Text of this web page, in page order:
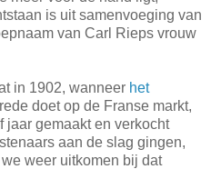
is uit samenvoeging van
van Carl Rieps vrouw
in 1902, wanneer het
doet op de Franse markt,
jaar gemaakt en verkocht
aan de slag gingen,
weer uitkomen bij dat